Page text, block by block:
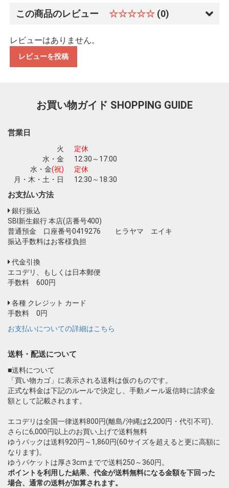
この商品のレビュー ☆☆☆☆☆ (0)
レビューはありません。
レビューを投稿
お買い物ガイド SHOPPING GUIDE
営業日
火
定休
水・金
12:30～17:00
水・金(祝)
定休
月・木・土・日
12:30～18:30
お支払い方法
銀行振込
SBI新生銀行 本店(店番号400)
普通預金 口座番号0419276 ヒラヤマ エイキ
振込手数料はお客様負担
代金引換
エコデリ、もしくは日本郵便
手数料 600円
各種 クレジット カード
手数料 0円
お支払いについての詳細はこちら
送料・配送について
■送料について
「買い物カゴ」に表示される送料は仮のものです。
正式な料金は下記のルールで決定し、手動メール返信時に請求金
額として記載されます。
エコデリは全国一律送料800円(離島/沖縄は2,200円・代引不可)、
さらに6,000円以上のお買い上げで送料無料
ゆうパックは送料920円～1,860円(60サイズを超えると更に高額に
なります)。
ゆうパケットは厚さ3cmまでで送料250～360円。
ポイントを利用した結果、代金が送料無料になる金額を下回った
場合、通常の送料が加算されます。